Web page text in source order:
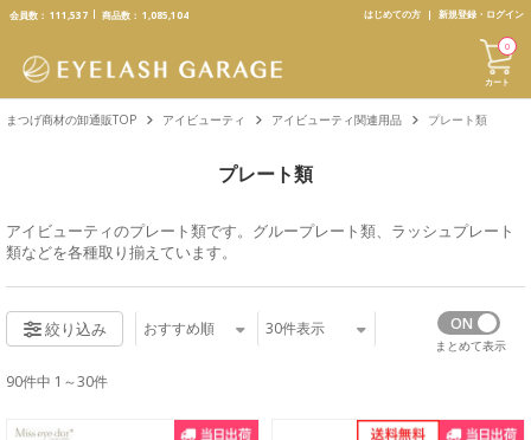
text.skipToContent
text.skipToNavigation
会員数： 111,537 商品数： 1,085,104 はじめての方 新規登録・ログイン
カート
0
まつげ商材の卸通販TOP アイビューティ アイビューティ関連用品 プレート類
プレート類
アイビューティのプレート類です。 グループレート類、 ラッシュプレート
類などを各種取り揃えています。
絞り込み おすすめ順 30件表示
まとめて表示
90件中 1～30件